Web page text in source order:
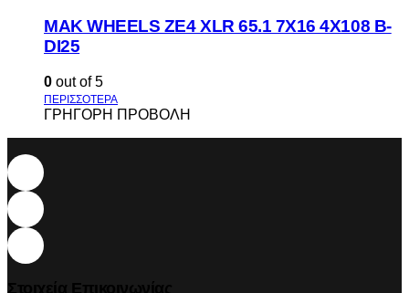
MAK WHEELS ΖΕ4 XLR 65.1 7Χ16 4Χ108 Β-
DI25
0 out of 5
ΓΡΗΓΟΡΗ ΠΡΟΒΟΛΗ